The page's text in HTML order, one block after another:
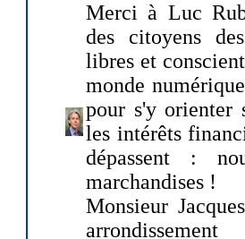
Merci à Luc
des citoyens
libres et
monde
pour s'y orienter
les intérêts
dépassent :
marchandises !
Monsieur
arrondissement